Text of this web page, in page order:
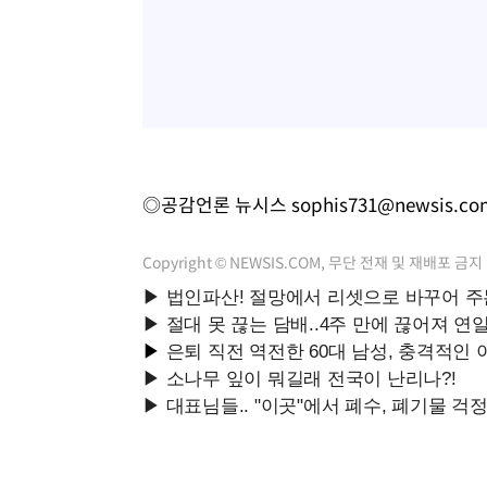
◎공감언론 뉴시스
Copyright © NEWSIS.COM, 무단 전재 및 재배포 금지